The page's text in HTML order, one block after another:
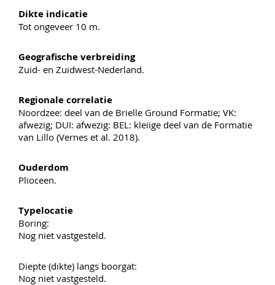
Dikte indicatie
Tot ongeveer 10 m.
Geografische verbreiding
Zuid- en Zuidwest-Nederland.
Regionale correlatie
Noordzee: deel van de Brielle Ground Formatie; VK:
afwezig; DUI: afwezig: BEL: kleiige deel van de Formatie
van Lillo (Vernes et al. 2018).
Ouderdom
Plioceen.
Typelocatie
Boring:
Nog niet vastgesteld.
Diepte (dikte) langs boorgat:
Nog niet vastgesteld.